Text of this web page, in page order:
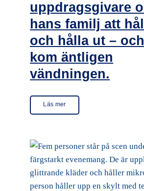
uppdragsgivare
hans familj att
och hålla ut –
kom äntligen
vändningen.
Läs mer